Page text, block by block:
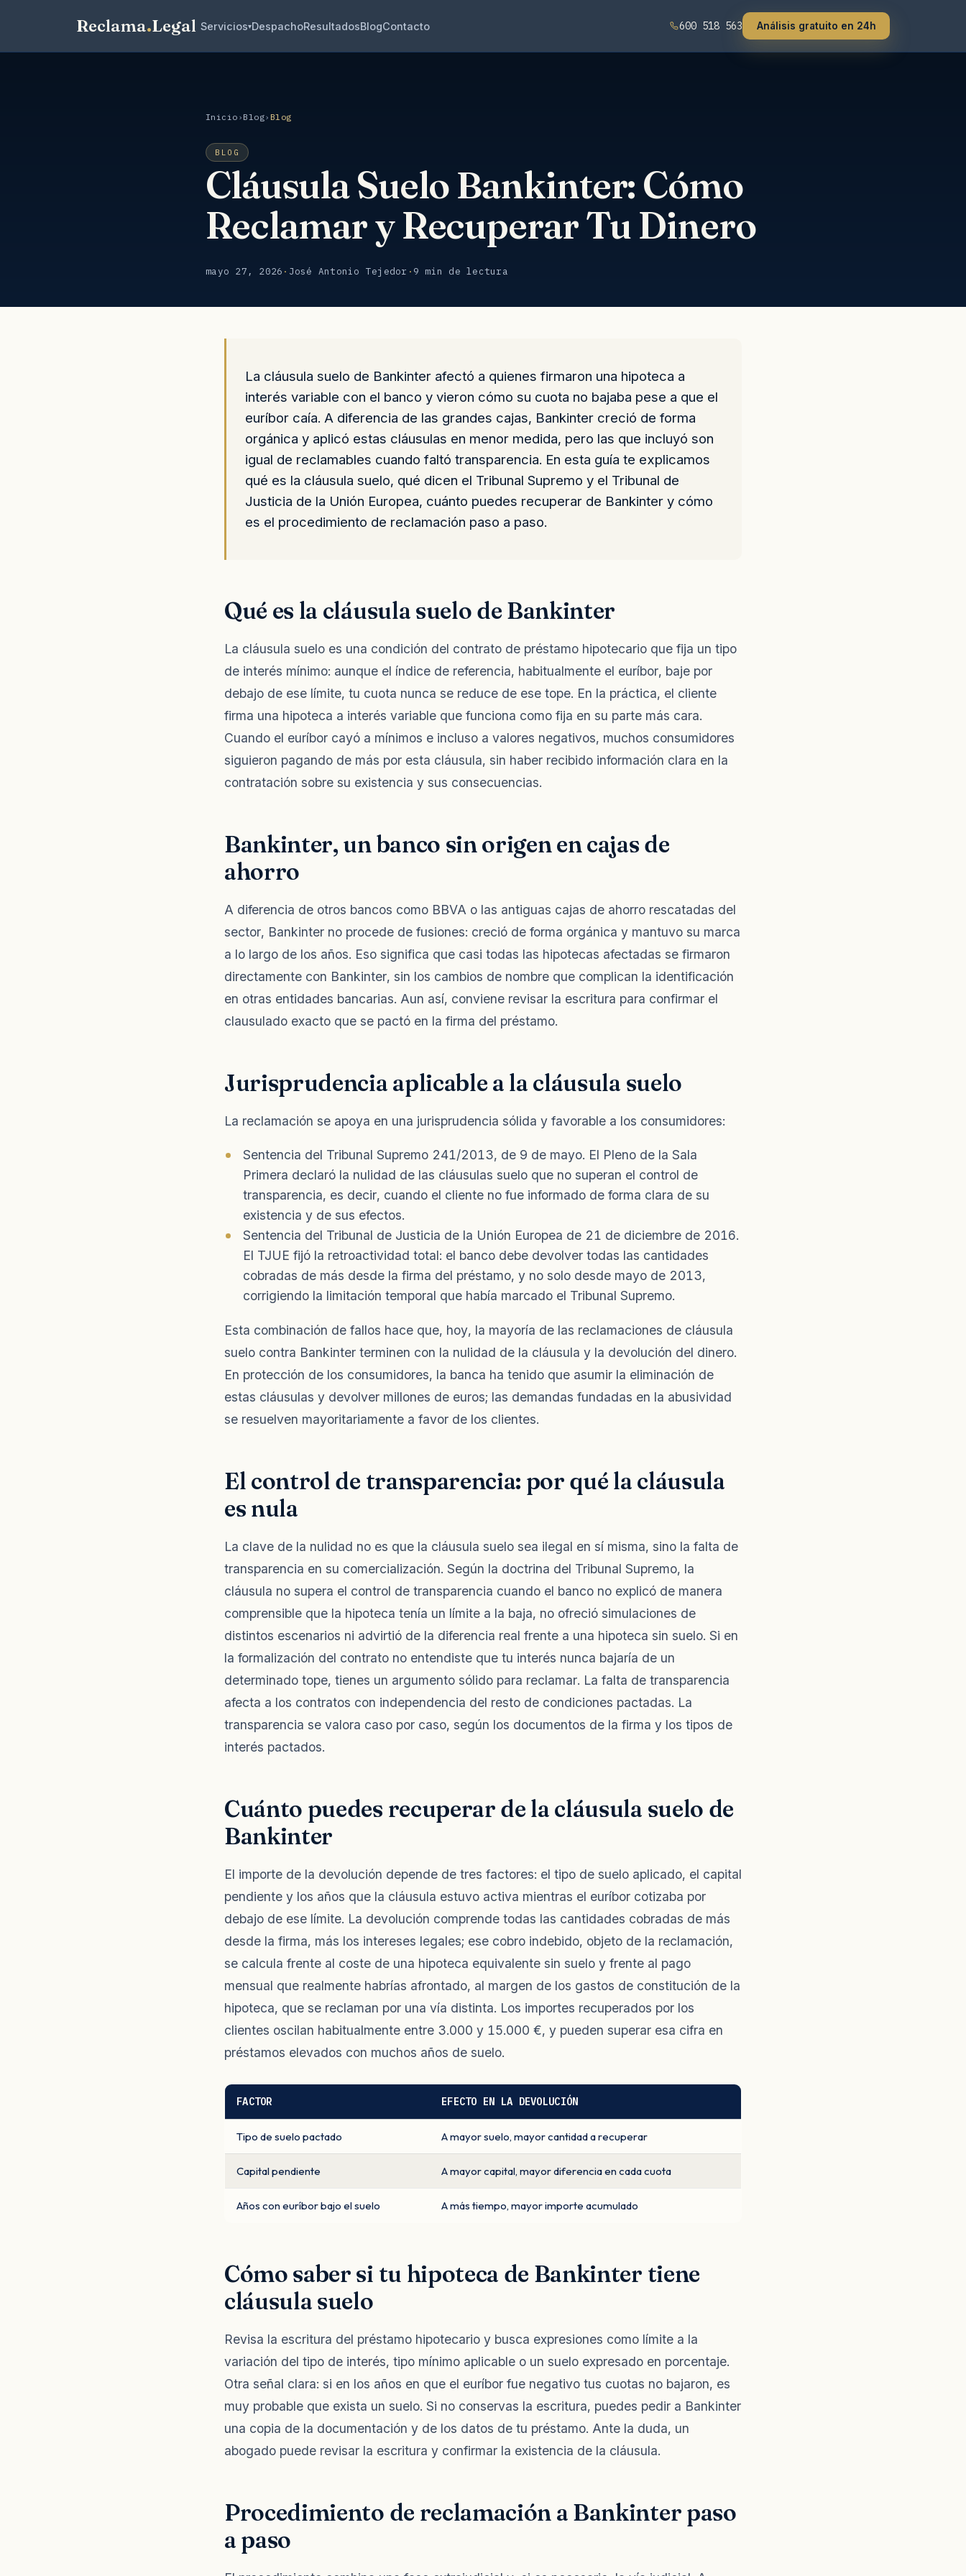
Reclama.Legal Servicios▾DespachoResultadosBlogContacto 600 518 563 Análisis gratuito en 24h
Inicio › Blog› Blog
BLOG
Cláusula Suelo Bankinter: Cómo
Reclamar y Recuperar Tu Dinero
mayo 27, 2026 · José Antonio Tejedor · 9 min de lectura
La cláusula suelo de Bankinter afectó a quienes firmaron una hipoteca a
interés variable con el banco y vieron cómo su cuota no bajaba pese a que el
euríbor caía. A diferencia de las grandes cajas, Bankinter creció de forma
orgánica y aplicó estas cláusulas en menor medida, pero las que incluyó son
igual de reclamables cuando faltó transparencia. En esta guía te explicamos
qué es la cláusula suelo, qué dicen el Tribunal Supremo y el Tribunal de
Justicia de la Unión Europea, cuánto puedes recuperar de Bankinter y cómo
es el procedimiento de reclamación paso a paso.
Qué es la cláusula suelo de Bankinter
La cláusula suelo es una condición del contrato de préstamo hipotecario que fija un tipo
de interés mínimo: aunque el índice de referencia, habitualmente el euríbor, baje por
debajo de ese límite, tu cuota nunca se reduce de ese tope. En la práctica, el cliente
firma una hipoteca a interés variable que funciona como fija en su parte más cara.
Cuando el euríbor cayó a mínimos e incluso a valores negativos, muchos consumidores
siguieron pagando de más por esta cláusula, sin haber recibido información clara en la
contratación sobre su existencia y sus consecuencias.
Bankinter, un banco sin origen en cajas de
ahorro
A diferencia de otros bancos como BBVA o las antiguas cajas de ahorro rescatadas del
sector, Bankinter no procede de fusiones: creció de forma orgánica y mantuvo su marca
a lo largo de los años. Eso significa que casi todas las hipotecas afectadas se firmaron
directamente con Bankinter, sin los cambios de nombre que complican la identificación
en otras entidades bancarias. Aun así, conviene revisar la escritura para confirmar el
clausulado exacto que se pactó en la firma del préstamo.
Jurisprudencia aplicable a la cláusula suelo
La reclamación se apoya en una jurisprudencia sólida y favorable a los consumidores:
Sentencia del Tribunal Supremo 241/2013, de 9 de mayo. El Pleno de la Sala
Primera declaró la nulidad de las cláusulas suelo que no superan el control de
transparencia, es decir, cuando el cliente no fue informado de forma clara de su
existencia y de sus efectos.
Sentencia del Tribunal de Justicia de la Unión Europea de 21 de diciembre de 2016.
El TJUE fijó la retroactividad total: el banco debe devolver todas las cantidades
cobradas de más desde la firma del préstamo, y no solo desde mayo de 2013,
corrigiendo la limitación temporal que había marcado el Tribunal Supremo.
Esta combinación de fallos hace que, hoy, la mayoría de las reclamaciones de cláusula
suelo contra Bankinter terminen con la nulidad de la cláusula y la devolución del dinero.
En protección de los consumidores, la banca ha tenido que asumir la eliminación de
estas cláusulas y devolver millones de euros; las demandas fundadas en la abusividad
se resuelven mayoritariamente a favor de los clientes.
El control de transparencia: por qué la cláusula
es nula
La clave de la nulidad no es que la cláusula suelo sea ilegal en sí misma, sino la falta de
transparencia en su comercialización. Según la doctrina del Tribunal Supremo, la
cláusula no supera el control de transparencia cuando el banco no explicó de manera
comprensible que la hipoteca tenía un límite a la baja, no ofreció simulaciones de
distintos escenarios ni advirtió de la diferencia real frente a una hipoteca sin suelo. Si en
la formalización del contrato no entendiste que tu interés nunca bajaría de un
determinado tope, tienes un argumento sólido para reclamar. La falta de transparencia
afecta a los contratos con independencia del resto de condiciones pactadas. La
transparencia se valora caso por caso, según los documentos de la firma y los tipos de
interés pactados.
Cuánto puedes recuperar de la cláusula suelo de
Bankinter
El importe de la devolución depende de tres factores: el tipo de suelo aplicado, el capital
pendiente y los años que la cláusula estuvo activa mientras el euríbor cotizaba por
debajo de ese límite. La devolución comprende todas las cantidades cobradas de más
desde la firma, más los intereses legales; ese cobro indebido, objeto de la reclamación,
se calcula frente al coste de una hipoteca equivalente sin suelo y frente al pago
mensual que realmente habrías afrontado, al margen de los gastos de constitución de la
hipoteca, que se reclaman por una vía distinta. Los importes recuperados por los
clientes oscilan habitualmente entre 3.000 y 15.000 €, y pueden superar esa cifra en
préstamos elevados con muchos años de suelo.
FACTOR EFECTO EN LA DEVOLUCIÓN
Tipo de suelo pactado A mayor suelo, mayor cantidad a recuperar
Capital pendiente A mayor capital, mayor diferencia en cada cuota
Años con euríbor bajo el suelo A más tiempo, mayor importe acumulado
Cómo saber si tu hipoteca de Bankinter tiene
cláusula suelo
Revisa la escritura del préstamo hipotecario y busca expresiones como límite a la
variación del tipo de interés, tipo mínimo aplicable o un suelo expresado en porcentaje.
Otra señal clara: si en los años en que el euríbor fue negativo tus cuotas no bajaron, es
muy probable que exista un suelo. Si no conservas la escritura, puedes pedir a Bankinter
una copia de la documentación y de los datos de tu préstamo. Ante la duda, un
abogado puede revisar la escritura y confirmar la existencia de la cláusula.
Procedimiento de reclamación a Bankinter paso
a paso